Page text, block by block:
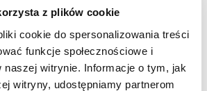
z plików cookie
cookie do spersonalizowania treści
funkcje społecznościowe i
naszej witrynie. Informacje o tym, jak
witryny, udostępniamy partnerom
i przekazanie 1% Waszego
za pomoc i życzliwość.